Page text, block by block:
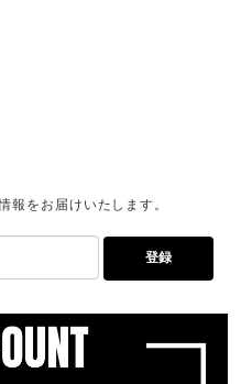
報をお届けいたします。
登録